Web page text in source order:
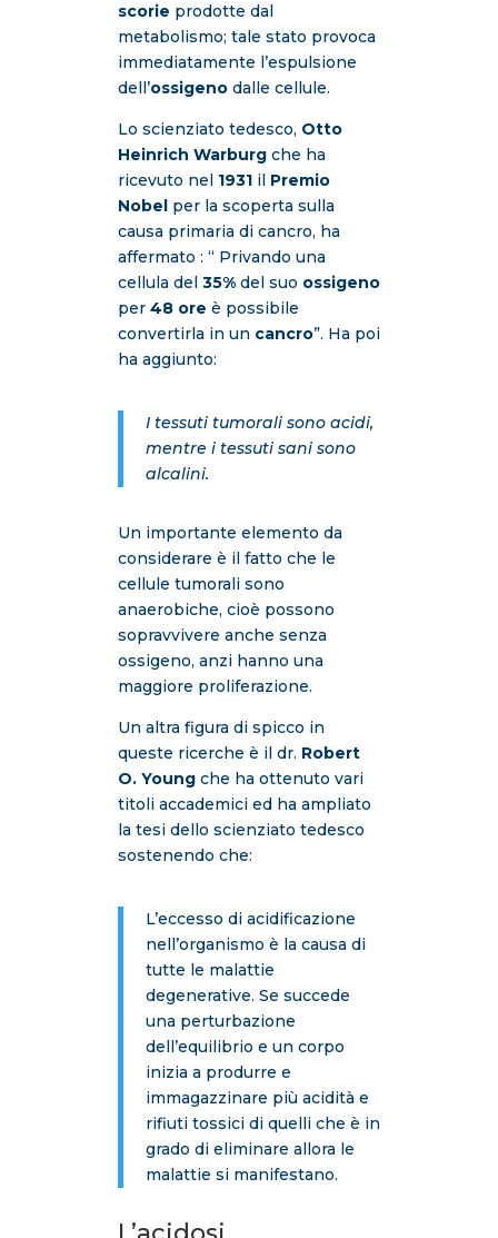
scorie prodotte dal
metabolismo; tale stato provoca
immediatamente l’espulsione
dell’ossigenodalle cellule.
Lo scienziato tedesco, Otto
Heinrich Warburgche ha
ricevuto nel1931il Premio
Nobelper la scoperta sulla
causa primaria di cancro, ha
affermato : “ Privando una
cellula del 35%del suo ossigeno
per48 ore è possibile
convertirla in un cancro”. Ha poi
ha aggiunto:
I tessuti tumorali sono acidi,
mentre i tessuti sani sono
alcalini.
Un importante elemento da
considerare è il fatto che le
cellule tumorali sono
anaerobiche, cioè possono
sopravvivere anche senza
ossigeno, anzi hanno una
maggiore proliferazione.
Un altra figura di spicco in
queste ricerche è il dr. Robert
O. Youngche ha ottenuto vari
titoli accademici ed ha ampliato
la tesi dello scienziato tedesco
sostenendo che:
L’eccesso di acidificazione
nell’organismo è la causa di
tutte le malattie
degenerative. Se succede
una perturbazione
dell’equilibrio e un corpo
inizia a produrre e
immagazzinare più acidità e
rifiuti tossici di quelli che è in
grado di eliminare allora le
malattie si manifestano.